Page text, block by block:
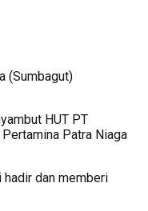
(Sumbagut)
HUT PT
Patra Niaga
hadir dan memberi